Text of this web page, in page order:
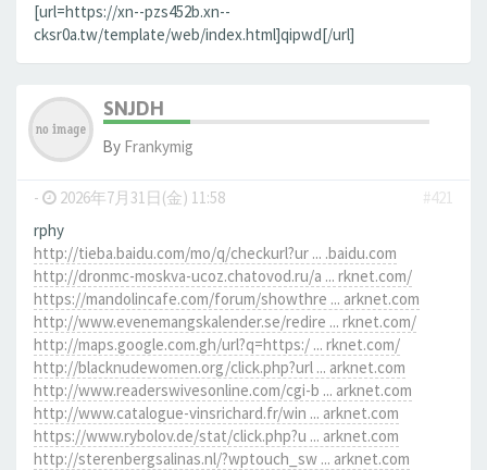
[url=https://xn--pzs452b.xn--
cksr0a.tw/template/web/index.html]qipwd[/url]
SNJDH
By Frankymig
- 2026年7月31日(金) 11:58
#421
rphy
http://tieba.baidu.com/mo/q/checkurl?ur ... .baidu.com
http://dronmc-moskva-ucoz.chatovod.ru/a ... rknet.com/
https://mandolincafe.com/forum/showthre ... arknet.com
http://www.evenemangskalender.se/redire ... rknet.com/
http://maps.google.com.gh/url?q=https:/ ... rknet.com/
http://blacknudewomen.org/click.php?url ... arknet.com
http://www.readerswivesonline.com/cgi-b ... arknet.com
http://www.catalogue-vinsrichard.fr/win ... arknet.com
https://www.rybolov.de/stat/click.php?u ... arknet.com
http://sterenbergsalinas.nl/?wptouch_sw ... arknet.com